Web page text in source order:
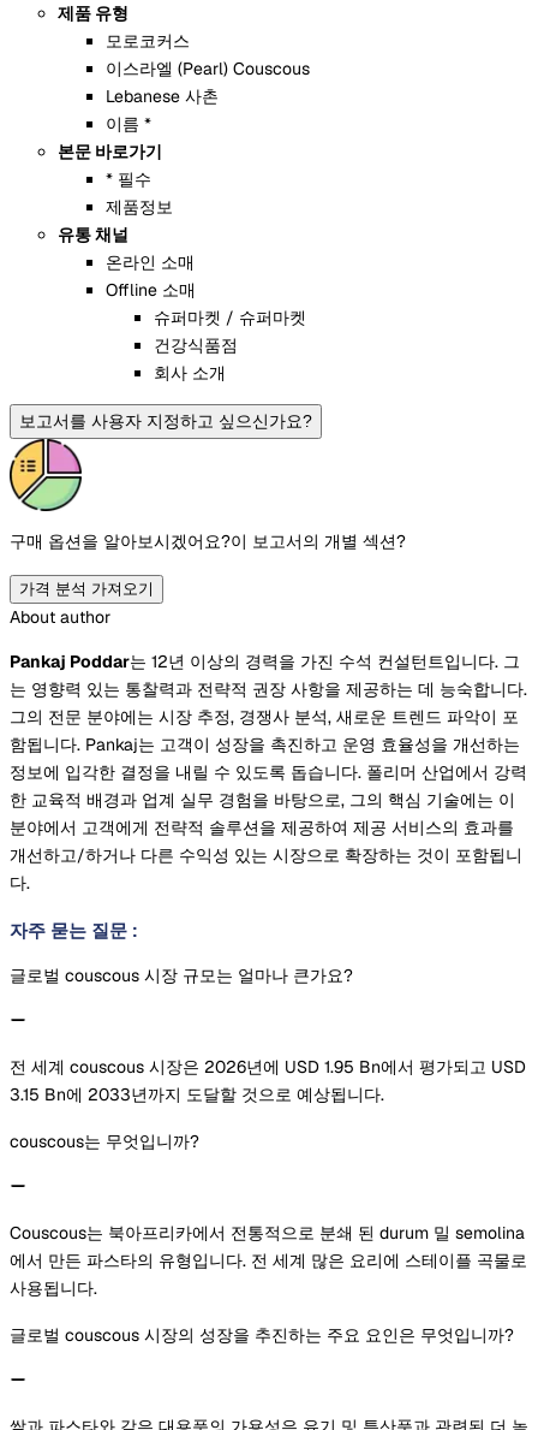
제품 유형
모로코커스
이스라엘 (Pearl) Couscous
Lebanese 사촌
이름 *
본문 바로가기
* 필수
제품정보
유통 채널
온라인 소매
Offline 소매
슈퍼마켓 / 슈퍼마켓
건강식품점
회사 소개
보고서를 사용자 지정하고 싶으신가요?
구매 옵션을 알아보시겠어요?이 보고서의 개별 섹션?
가격 분석 가져오기
About author
Pankaj Poddar는 12년 이상의 경력을 가진 수석 컨설턴트입니다. 그
는 영향력 있는 통찰력과 전략적 권장 사항을 제공하는 데 능숙합니다.
그의 전문 분야에는 시장 추정, 경쟁사 분석, 새로운 트렌드 파악이 포
함됩니다. Pankaj는 고객이 성장을 촉진하고 운영 효율성을 개선하는
정보에 입각한 결정을 내릴 수 있도록 돕습니다. 폴리머 산업에서 강력
한 교육적 배경과 업계 실무 경험을 바탕으로, 그의 핵심 기술에는 이
분야에서 고객에게 전략적 솔루션을 제공하여 제공 서비스의 효과를
개선하고/하거나 다른 수익성 있는 시장으로 확장하는 것이 포함됩니
다.
자주 묻는 질문 :
글로벌 couscous 시장 규모는 얼마나 큰가요?
전 세계 couscous 시장은 2026년에 USD 1.95 Bn에서 평가되고 USD
3.15 Bn에 2033년까지 도달할 것으로 예상됩니다.
couscous는 무엇입니까?
Couscous는 북아프리카에서 전통적으로 분쇄 된 durum 밀 semolina
에서 만든 파스타의 유형입니다. 전 세계 많은 요리에 스테이플 곡물로
사용됩니다.
글로벌 couscous 시장의 성장을 추진하는 주요 요인은 무엇입니까?